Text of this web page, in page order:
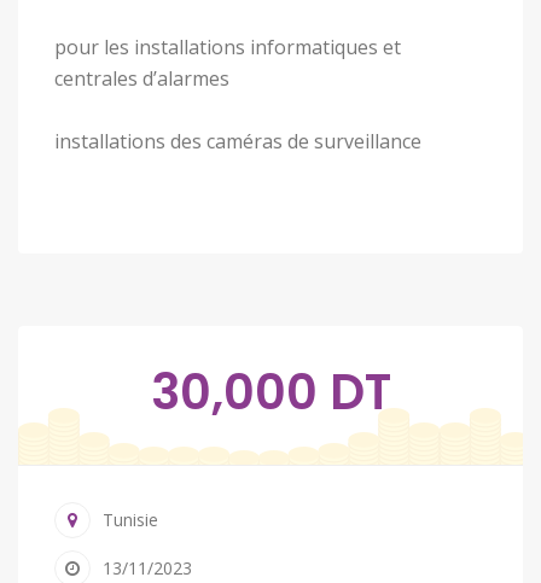
pour les installations informatiques et
centrales d’alarmes
installations des caméras de surveillance
30,000 DT
Tunisie
13/11/2023